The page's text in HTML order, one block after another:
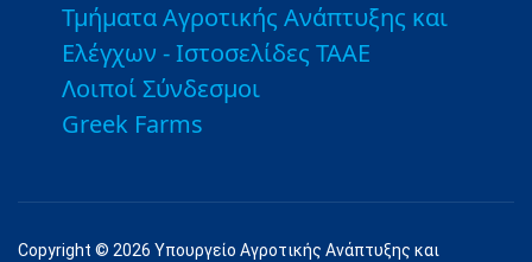
Τμήματα Αγροτικής Ανάπτυξης και
Ελέγχων - Ιστοσελίδες ΤΑΑΕ
Λοιποί Σύνδεσμοι
Greek Farms
Copyright © 2026 Υπουργείο Αγροτικής Ανάπτυξης και